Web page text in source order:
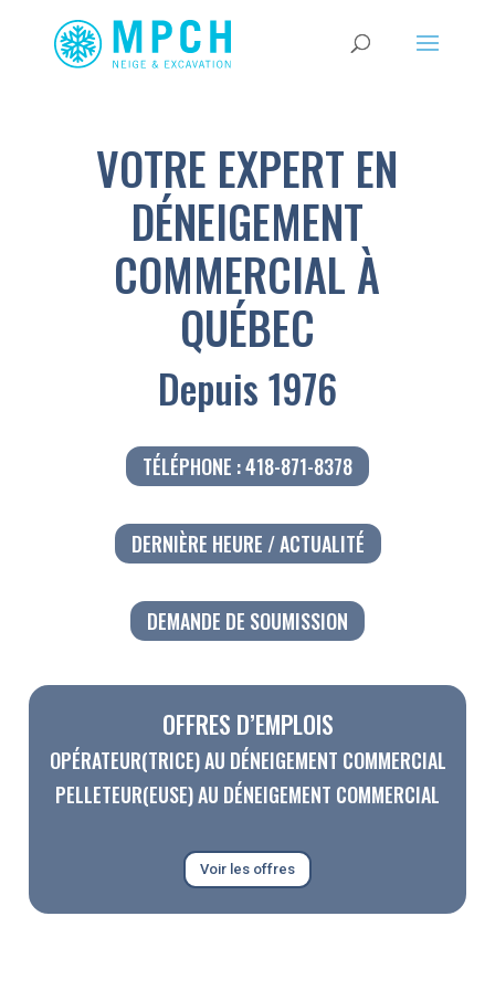
VOTRE EXPERT EN
DÉNEIGEMENT
COMMERCIAL À
QUÉBEC
Depuis 1976
TÉLÉPHONE : 418-871-8378
DERNIÈRE HEURE / ACTUALITÉ
DEMANDE DE SOUMISSION
OFFRES D’EMPLOIS
OPÉRATEUR(TRICE) AU DÉNEIGEMENT COMMERCIAL
PELLETEUR(EUSE) AU DÉNEIGEMENT COMMERCIAL
Voir les offres